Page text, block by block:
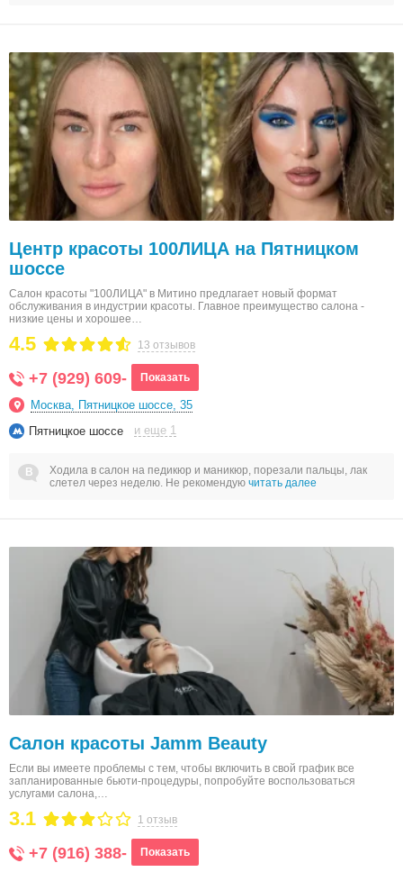
Центр красоты 100ЛИЦА на Пятницком
шоссе
Салон красоты "100ЛИЦА" в Митино предлагает новый формат
обслуживания в индустрии красоты. Главное преимущество салона -
низкие цены и хорошее…
13 отзывов
4.5
+7 (929) 609- Показать
Москва, Пятницкое шоссе, 35
Пятницкое шоссе
и еще 1
Ходила в салон на педикюр и маникюр, порезали пальцы, лак
слетел через неделю. Не рекомендую читать далее
Салон красоты Jamm Beauty
Если вы имеете проблемы с тем, чтобы включить в свой график все
запланированные бьюти-процедуры, попробуйте воспользоваться
услугами салона,…
1 отзыв
3.1
+7 (916) 388- Показать